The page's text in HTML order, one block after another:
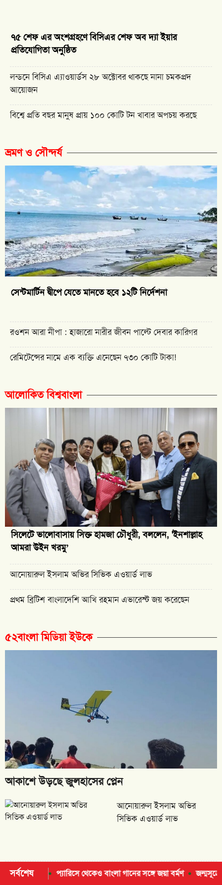
সর্বশেষ
থেকেও বাংলা গানের সঙ্গে জয়া বর্মণ জন্মসূত্রে নাগরিকত্ব সীমিত
৭৫ শেফ এর অংশগ্রহণে বিসিএর শেফ অব দ্যা ইয়ার
প্রতিযোগিতা অনুষ্ঠিত
লন্ডনে বিসিএ এ্যাওয়ার্ডস ২৮ অক্টোবর থাকছে নানা চমকপ্রদ
আয়োজন
বিশ্বে প্রতি বছর মানুষ প্রায় ১০০ কোটি টন খাবার অপচয় করছে
ভ্রমণ ও সৌন্দর্য
সেন্টমার্টিন দ্বীপে যেতে মানতে হবে ১২টি নির্দেশনা
রওশন আরা নীপা : হাজারো নারীর জীবন পাল্টে দেবার কারিগর
রেমিটেন্সের নামে এক ব্যক্তি এনেছেন ৭৩০ কোটি টাকা!
আলোকিত বিশ্ববাংলা
সিলেটে ভালোবাসায় সিক্ত হামজা চৌধুরী, বললেন, 'ইনশাল্লাহ
আমরা উইন খরমু’
আনোয়ারুল ইসলাম অভির সিভিক এওয়ার্ড লাভ
প্রথম ব্রিটিশ বাংলাদেশি আখি রহমান এভারেস্ট জয় করেছেন
৫২বাংলা মিডিয়া ইউকে
আকাশে উড়ছে জুলহাসের প্লেন
আনোয়ারুল ইসলাম অভির
সিভিক এওয়ার্ড লাভ
আন্তর্জাতিক হিফজুল কোরআন